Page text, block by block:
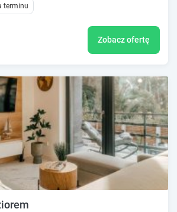
terminu
Zobacz ofertę